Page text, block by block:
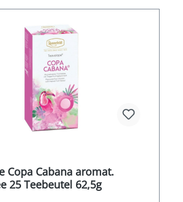
Copa Cabana aromat.
25 Teebeutel 62,5g